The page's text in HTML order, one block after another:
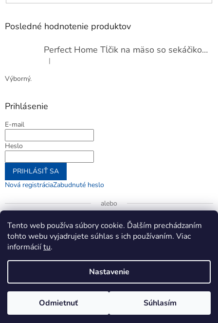
Tento web používa súbory cookie. Ďalším prechádzaním
tohto webu vyjadrujete súhlas s ich používaním. Viac
informáciítu.
Nastavenie
Odmietnuť Súhlasím
Posledné hodnotenie produktov
Perfect Home Tĺčik na mäso so sekáčikom, 56893
Hodnotenie produktu je 5 z 5 hviezdičiek.
|
Výborný.
Prihlásenie
E-mail
Heslo
PRIHLÁSIŤ SA
Nová registráciaZabudnuté heslo
alebo
Prihlásiť sa cez Google
. Všetky práva vyhradené.